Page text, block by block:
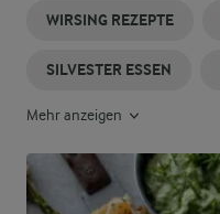
WIRSING REZEPTE
SILVESTER ESSEN
Mehr anzeigen